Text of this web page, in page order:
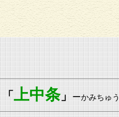
「 上中条」 ーかみちゅ